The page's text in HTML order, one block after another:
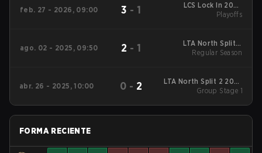
feb. 27 - 2026, 09:00 3 - 1
LCS Lock In 2026
Playoffs
Playoffs
ago. 02 - 2025, 09:50 2 - 1
LTA North Split 3
2025 Regular Season
Regular Season
abr. 26 - 2025, 10:00 0 - 2
LTA North Split 2 2025
Group Stage 1
Group Stage 1
FORMA RECIENTE